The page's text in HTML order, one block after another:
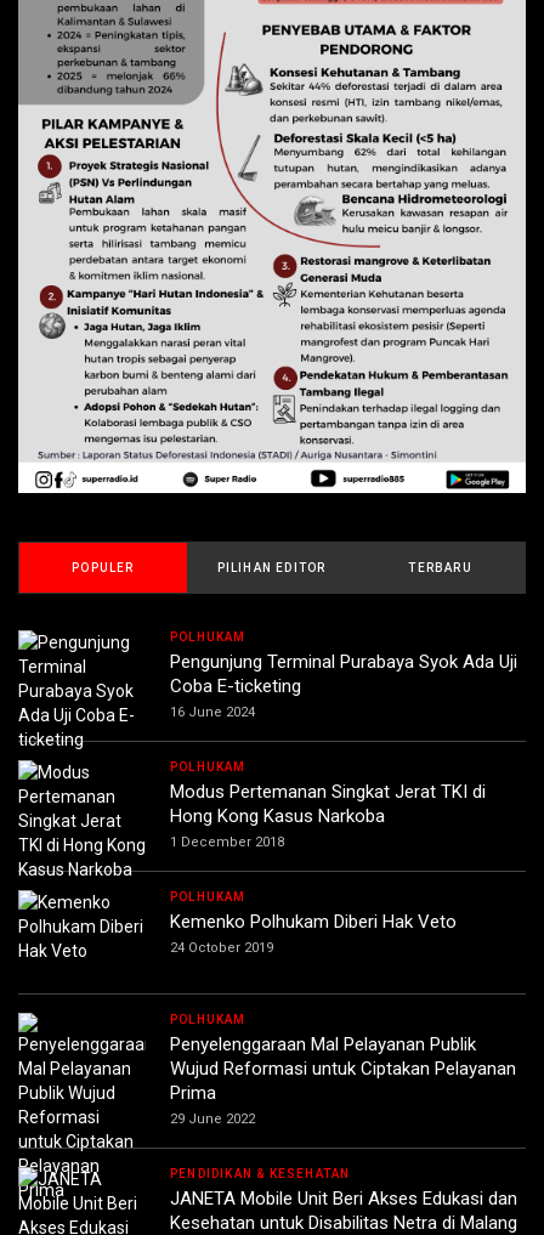
POPULER PILIHAN EDITOR TERBARU
POLHUKAM
Pengunjung Terminal Purabaya Syok Ada Uji
Coba E-ticketing
16 June 2024
POLHUKAM
Modus Pertemanan Singkat Jerat TKI di
Hong Kong Kasus Narkoba
1 December 2018
POLHUKAM
Kemenko Polhukam Diberi Hak Veto
24 October 2019
POLHUKAM
Penyelenggaraan Mal Pelayanan Publik
Wujud Reformasi untuk Ciptakan Pelayanan
Prima
29 June 2022
PENDIDIKAN & KESEHATAN
JANETA Mobile Unit Beri Akses Edukasi dan
Kesehatan untuk Disabilitas Netra di Malang